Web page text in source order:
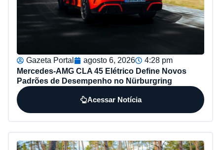
Gazeta Portal agosto 6, 2026
4:28 pm
Mercedes-AMG CLA 45 Elétrico Define Novos
Padrões de Desempenho no Nürburgring
Acessar Notícia